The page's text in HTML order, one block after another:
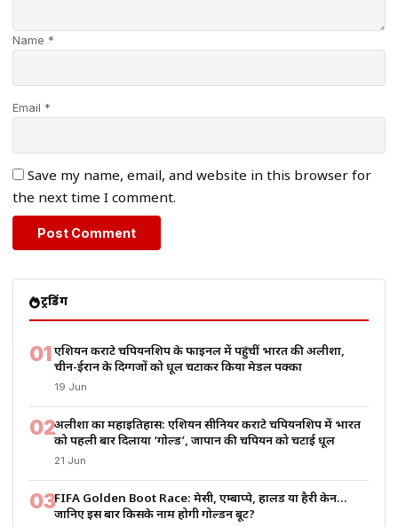
Name *
Email *
Save my name, email, and website in this browser for
the next time I comment.
ट्रेंडिंग
01एशियन कराटे चैंपियनशिप के फाइनल में पहुंचीं भारत की अलीशा,
चीन-ईरान के दिग्गजों को धूल चटाकर किया मेडल पक्का
19 Jun
02अलीशा का महाइतिहास: एशियन सीनियर कराटे चैंपियनशिप में भारत
को पहली बार दिलाया ‘गोल्ड’, जापान की चैंपियन को चटाई धूल
21 Jun
03FIFA Golden Boot Race: मेसी, एम्बाप्पे, हालैंड या हैरी केन…
जानिए इस बार किसके नाम होगी गोल्डन बूट?